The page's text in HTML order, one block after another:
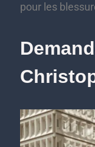
pour les